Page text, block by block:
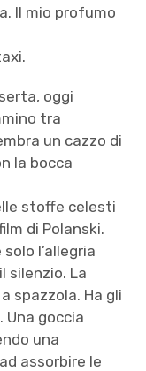
Il mio profumo
oggi
tra
un cazzo di
la bocca
stoffe celesti
di Polanski.
l’allegria
silenzio. La
spazzola. Ha gli
Una goccia
una
assorbire le